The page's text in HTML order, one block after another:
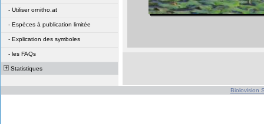
- Utiliser ornitho.at
- Espèces à publication limitée
- Explication des symboles
- les FAQs
Statistiques
Biolovision